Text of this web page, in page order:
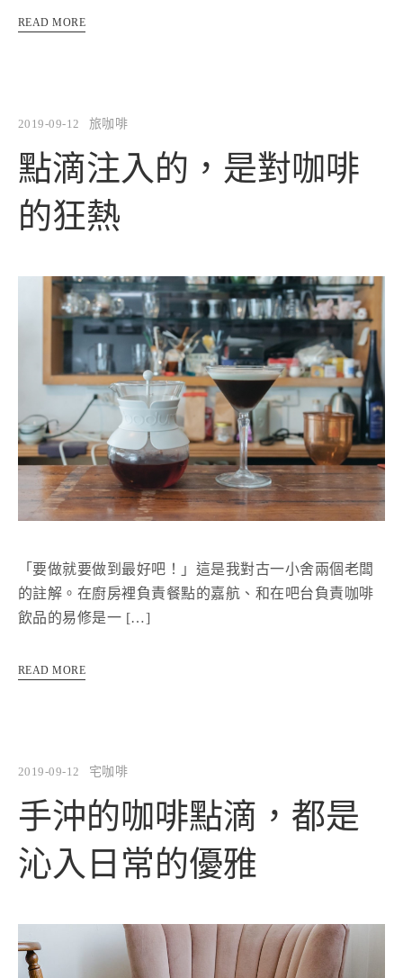
READ MORE
2019-09-12 旅咖啡
點滴注入的，是對咖啡
的狂熱
「要做就要做到最好吧！」這是我對古一小舍兩個老闆
的註解。在廚房裡負責餐點的嘉航、和在吧台負責咖啡
飲品的易修是一 […]
READ MORE
2019-09-12 宅咖啡
手沖的咖啡點滴，都是
沁入日常的優雅